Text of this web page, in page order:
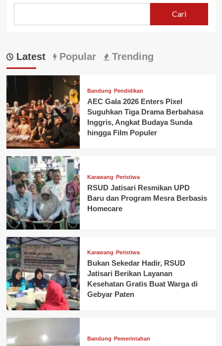
Cari
Latest Popular Trending
Bandung Pendidikan
AEC Gala 2026 Enters Pixel
Suguhkan Tiga Drama Berbahasa
Inggris, Angkat Budaya Sunda
hingga Film Populer
Karawang Peristiwa
RSUD Jatisari Resmikan UPD
Baru dan Program Mesra Berbasis
Homecare
Karawang Peristiwa
Bukan Sekedar Hadir, RSUD
Jatisari Berikan Layanan
Kesehatan Gratis Buat Warga di
Gebyar Paten
Bandung Pemerintahan